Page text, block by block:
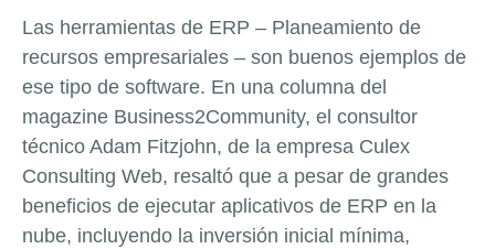
Las herramientas de ERP – Planeamiento de
recursos empresariales – son buenos ejemplos de
ese tipo de software. En una columna del
magazine Business2Community, el consultor
técnico Adam Fitzjohn, de la empresa Culex
Consulting Web, resaltó que a pesar de grandes
beneficios de ejecutar aplicativos de ERP en la
nube, incluyendo la inversión inicial mínima,